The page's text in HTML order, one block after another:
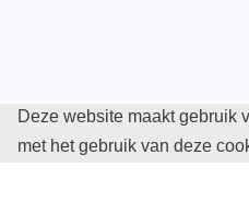
Deze website maakt gebruik
met het gebruik van deze